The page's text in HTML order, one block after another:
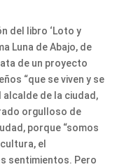
del libro ‘Loto y
Luna de Abajo, de
de un proyecto
“que se viven y se
alcalde de la ciudad,
orgulloso de
porque “somos
el
sentimientos. Pero